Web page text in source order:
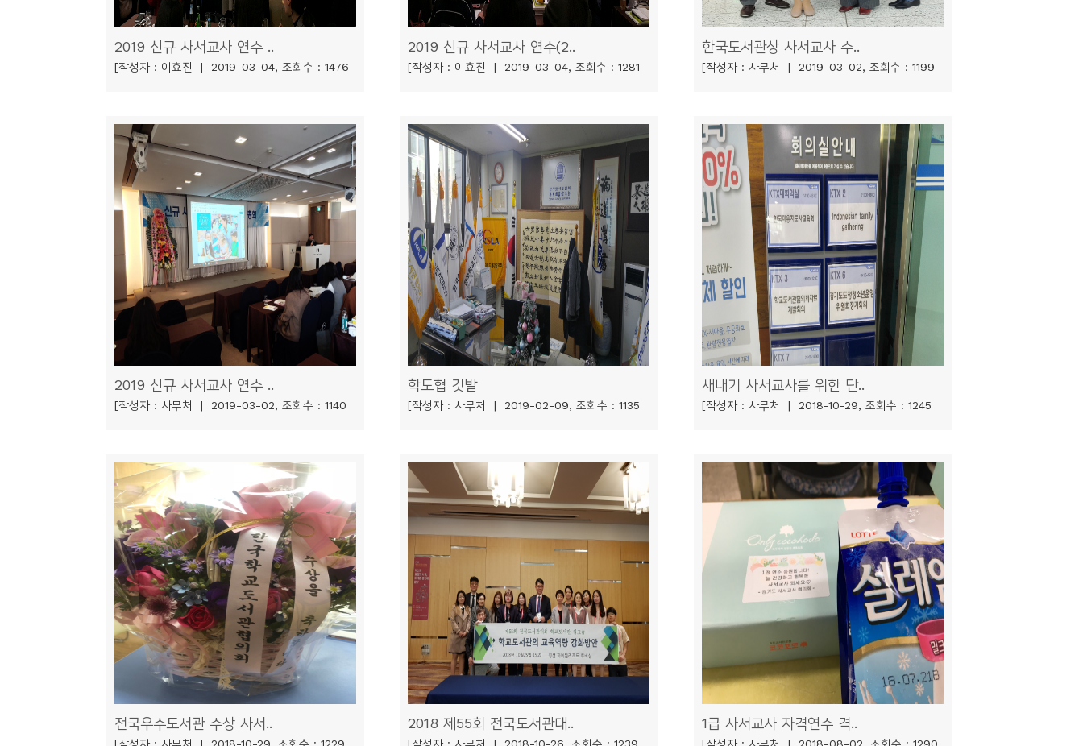
2019 신규 사서교사 연수 ..
[작성자 : 이효진 | 2019-03-04, 조회수 : 1476
2019 신규 사서교사 연수(2..
[작성자 : 이효진 | 2019-03-04, 조회수 : 1281
한국도서관상 사서교사 수..
[작성자 : 사무처 | 2019-03-02, 조회수 : 1199
2019 신규 사서교사 연수 ..
[작성자 : 사무처 | 2019-03-02, 조회수 : 1140
학도협 깃발
[작성자 : 사무처 | 2019-02-09, 조회수 : 1135
새내기 사서교사를 위한 단..
[작성자 : 사무처 | 2018-10-29, 조회수 : 1245
전국우수도서관 수상 사서.. 2018 제55회 전국도서관대.. 1급 사서교사 자격연수 격..